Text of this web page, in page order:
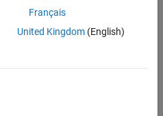
Français
United Kingdom(English)